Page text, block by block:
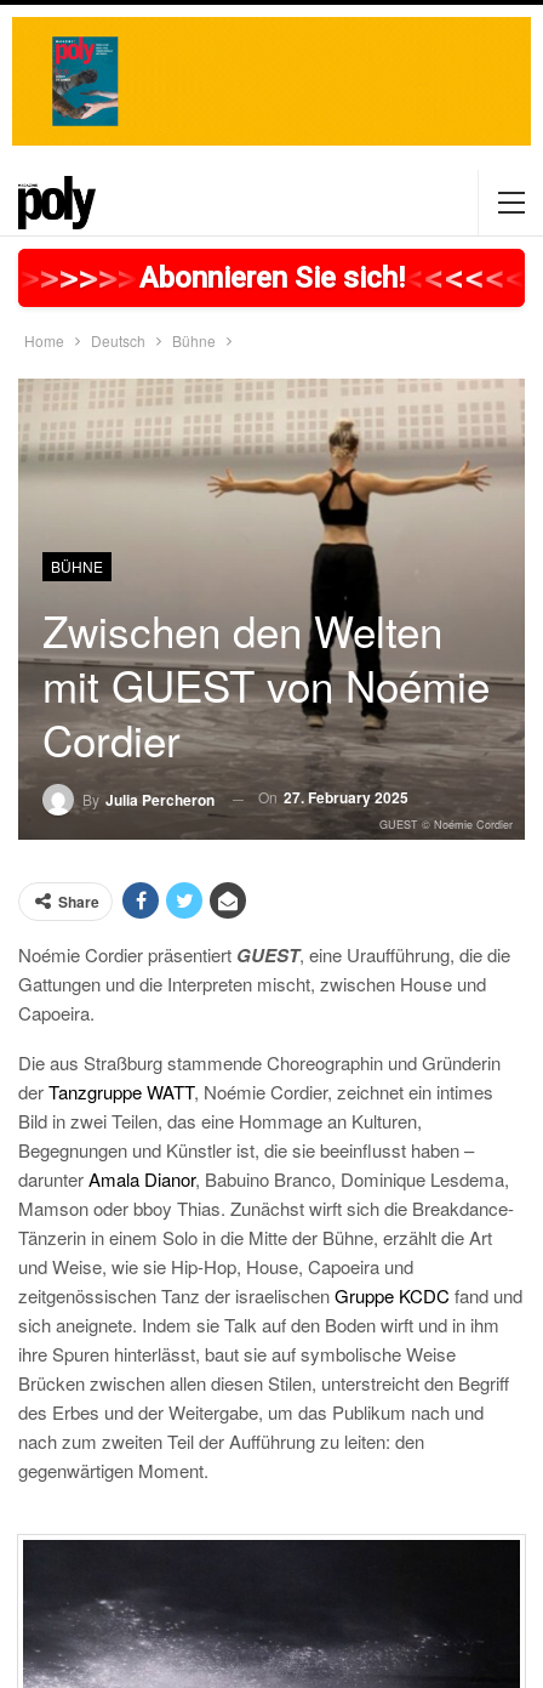
>>>>>>>>>>>>>>>>>
Abonnieren Sie sich!<<<<<<
Home Deutsch Bühne
BÜHNE
Zwischen den Welten
mit GUEST von Noémie
Cordier
By Julia Percheron On 27. February 2025
GUEST © Noémie Cordier
Share
Noémie Cordier präsentiert GUEST, eine Uraufführung, die die
Gattungen und die Interpreten mischt, zwischen House und
Capoeira.
Die aus Straßburg stammende Choreographin und Gründerin
derTanzgruppe WATT, Noémie Cordier, zeichnet ein intimes
Bild in zwei Teilen, das eine Hommage an Kulturen,
Begegnungen und Künstler ist, die sie beeinflusst haben –
darunterAmala Dianor, Babuino Branco, Dominique Lesdema,
Mamson oder bboy Thias. Zunächst wirft sich die Breakdance-
Tänzerin in einem Solo in die Mitte der Bühne, erzählt die Art
und Weise, wie sie Hip-Hop, House, Capoeira und
zeitgenössischen Tanz der israelischenGruppe KCDC fand und
sich aneignete. Indem sie Talk auf den Boden wirft und in ihm
ihre Spuren hinterlässt, baut sie auf symbolische Weise
Brücken zwischen allen diesen Stilen, unterstreicht den Begriff
des Erbes und der Weitergabe, um das Publikum nach und
nach zum zweiten Teil der Aufführung zu leiten: den
gegenwärtigen Moment.